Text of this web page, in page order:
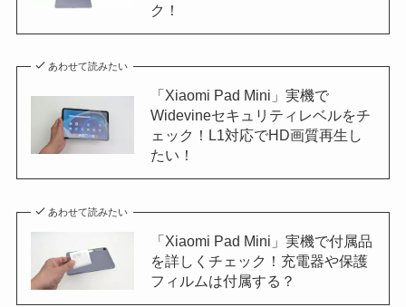
ク！
あわせて読みたい
「Xiaomi Pad Mini」実機で
Widevineセキュリティレベルをチ
ェック！L1対応でHD画質再生し
たい！
あわせて読みたい
「Xiaomi Pad Mini」実機で付属品
を詳しくチェック！充電器や保護
フィルムは付属する？